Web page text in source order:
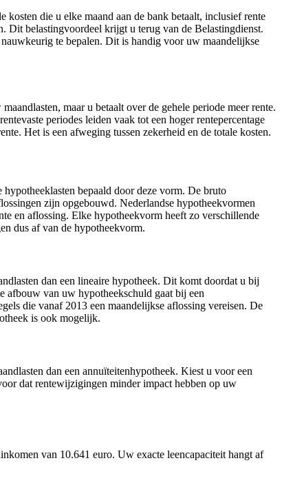
die u elke maand aan de bank betaalt, inclusief rente
Dit belastingvoordeel krijgt u terug van de Belastingdienst.
te bepalen. Dit is handig voor uw maandelijkse
maar u betaalt over de gehele periode meer rente.
periodes leiden vaak tot een hoger rentepercentage
Het is een afweging tussen zekerheid en de totale kosten.
bepaald door deze vorm. De bruto
zijn opgebouwd. Nederlandse hypotheekvormen
en aflossing. Elke hypotheekvorm heeft zo verschillende
dus af van de hypotheekvorm.
dan een lineaire hypotheek. Dit komt doordat u bij
afbouw van uw hypotheekschuld gaat bij een
die vanaf 2013 een maandelijkse aflossing vereisen. De
is ook mogelijk.
dan een annuïteitenhypotheek. Kiest u voor een
dat rentewijzigingen minder impact hebben op uw
van 10.641 euro. Uw exacte leencapaciteit hangt af